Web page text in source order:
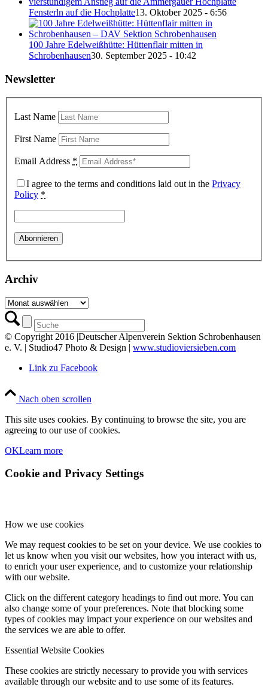
Fensterln auf die Hochplatte13. Oktober 2025 - 6:56
100 Jahre Edelweißhütte: Hüttenflair mitten in
Schrobenhausen30. September 2025 - 10:42
Newsletter
Last Name
First Name
Email Address *
I agree to the terms and conditions laid out in the Privacy
Policy *
Archiv
Archiv
© Copyright 2016 |Deutscher Alpenverein Sektion Schrobenhausen
e. V. | Studio47 Photo & Design | www.studioviersieben.com
Link zu Facebook
Nach oben scrollen
This site uses cookies. By continuing to browse the site, you are
agreeing to our use of cookies.
OKLearn more
Cookie and Privacy Settings
How we use cookies
We may request cookies to be set on your device. We use cookies to
let us know when you visit our websites, how you interact with us,
to enrich your user experience, and to customize your relationship
with our website.
Click on the different category headings to find out more. You can
also change some of your preferences. Note that blocking some
types of cookies may impact your experience on our websites and
the services we are able to offer.
Essential Website Cookies
These cookies are strictly necessary to provide you with services
available through our website and to use some of its features.